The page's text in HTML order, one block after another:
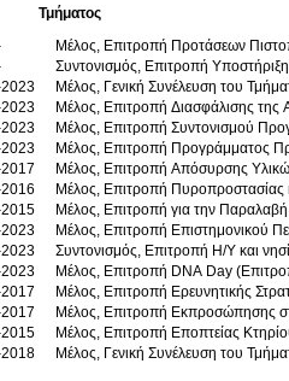
Τμήματος
Μέλος, Επιτροπή Προτάσεων
Συντονισμός, Επιτροπή
2023
Μέλος, Γενική Συνέλευση του
2023
Μέλος, Επιτροπή Διασφάλισης
2023
Μέλος, Επιτροπή Συντονισμού
2023
Μέλος, Επιτροπή
2017
Μέλος, Επιτροπή Απόσυρσης
2016
Μέλος, Επιτροπή Πυροπροστασίας
2015
Μέλος, Επιτροπή για την
2023
2023
Συντονισμός, Επιτροπή Η/Υ και
2023
Μέλος, Επιτροπή DNA Day
2017
Μέλος, Επιτροπή Ερευνητικής
2017
Μέλος, Επιτροπή Εκπροσώπησης
2015
Μέλος, Επιτροπή Εποπτείας
2018 Μέλος, Γενική Συνέλευση του